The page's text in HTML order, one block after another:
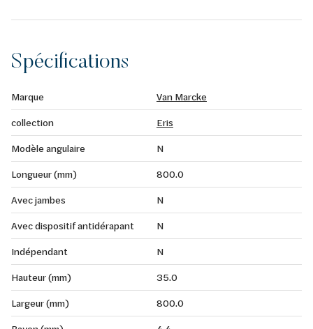
Spécifications
Marque
Van Marcke
collection
Eris
Modèle angulaire
N
Longueur (mm)
800.0
Avec jambes
N
Avec dispositif antidérapant
N
Indépendant
N
Hauteur (mm)
35.0
Largeur (mm)
800.0